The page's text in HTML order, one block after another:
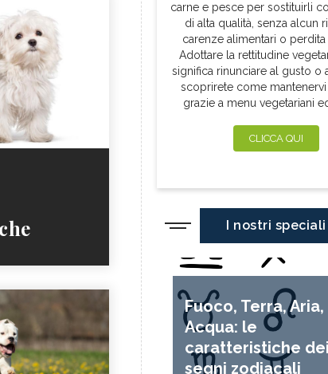
carne e pesce per sostituirli
di alta qualità, senza alcun
carenze alimentari o perdita
Adottare la rettitudine
significa rinunciare al gusto o
scoprirete come
grazie a menu vegetariani
CLICCA QUI
I nostri speciali
Fuoco, Terra, Aria,
Acqua: le
caratteristiche
segni zodiacali